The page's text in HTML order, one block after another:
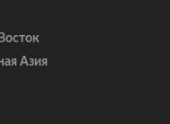
Азия